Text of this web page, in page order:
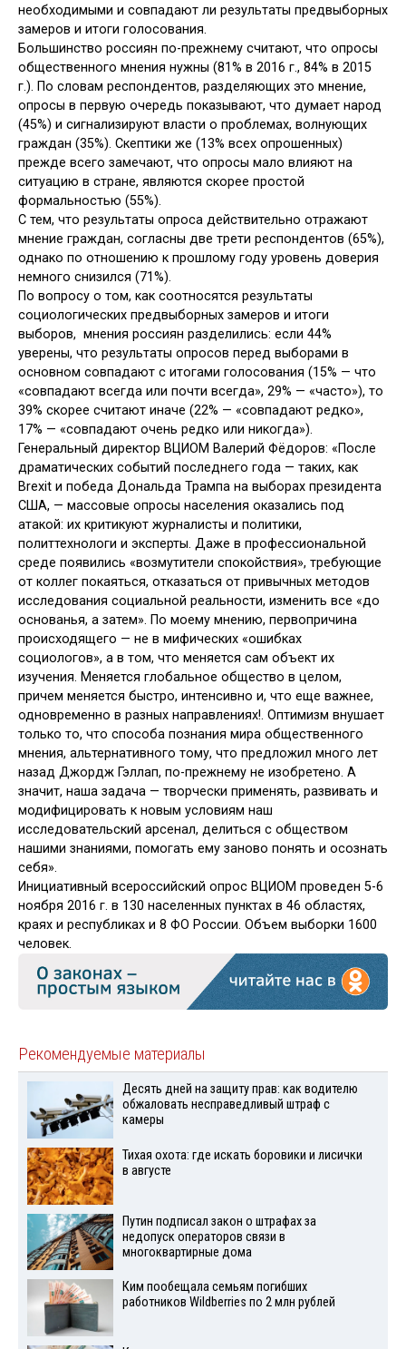
необходимыми и совпадают ли результаты предвыборных
замеров и итоги голосования.
Большинство россиян по-прежнему считают, что опросы
общественного мнения нужны (81% в 2016 г., 84% в 2015
г.). По словам респондентов, разделяющих это мнение,
опросы в первую очередь показывают, что думает народ
(45%) и сигнализируют власти о проблемах, волнующих
граждан (35%). Скептики же (13% всех опрошенных)
прежде всего замечают, что опросы мало влияют на
ситуацию в стране, являются скорее простой
формальностью (55%).
С тем, что результаты опроса действительно отражают
мнение граждан, согласны две трети респондентов (65%),
однако по отношению к прошлому году уровень доверия
немного снизился (71%).
По вопросу о том, как соотносятся результаты
социологических предвыборных замеров и итоги
выборов, мнения россиян разделились: если 44%
уверены, что результаты опросов перед выборами в
основном совпадают с итогами голосования (15% — что
«совпадают всегда или почти всегда», 29% — «часто»), то
39% скорее считают иначе (22% — «совпадают редко»,
17% — «совпадают очень редко или никогда»).
Генеральный директор ВЦИОМ Валерий Фёдоров: «После
драматических событий последнего года — таких, как
Brexit и победа Дональда Трампа на выборах президента
США, — массовые опросы населения оказались под
атакой: их критикуют журналисты и политики,
политтехнологи и эксперты. Даже в профессиональной
среде появились «возмутители спокойствия», требующие
от коллег покаяться, отказаться от привычных методов
исследования социальной реальности, изменить все «до
основанья, а затем». По моему мнению, первопричина
происходящего — не в мифических «ошибках
социологов», а в том, что меняется сам объект их
изучения. Меняется глобальное общество в целом,
причем меняется быстро, интенсивно и, что еще важнее,
одновременно в разных направлениях!. Оптимизм внушает
только то, что способа познания мира общественного
мнения, альтернативного тому, что предложил много лет
назад Джордж Гэллап, по-прежнему не изобретено. А
значит, наша задача — творчески применять, развивать и
модифицировать к новым условиям наш
исследовательский арсенал, делиться с обществом
нашими знаниями, помогать ему заново понять и осознать
себя».
Инициативный всероссийский опрос ВЦИОМ проведен 5-6
ноября 2016 г. в 130 населенных пунктах в 46 областях,
краях и республиках и 8 ФО России. Объем выборки 1600
человек.
Рекомендуемые материалы
Десять дней на защиту прав: как водителю
обжаловать несправедливый штраф с
камеры
Тихая охота: где искать боровики и лисички
в августе
Путин подписал закон о штрафах за
недопуск операторов связи в
многоквартирные дома
Ким пообещала семьям погибших
работников Wildberries по 2 млн рублей